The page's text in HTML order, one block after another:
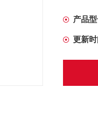
产品型
更新时